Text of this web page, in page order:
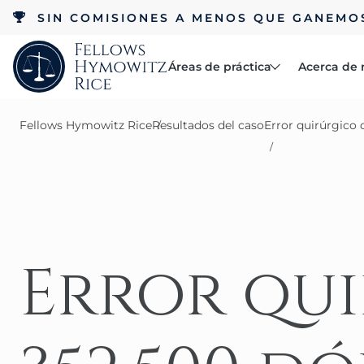
SIN COMISIONES A MENOS QUE
Áreas de práctica
Negligencia
Acerca de
Reseñas
Fellows Hymowitz RiceResultados del casoError quirúrgico
Error